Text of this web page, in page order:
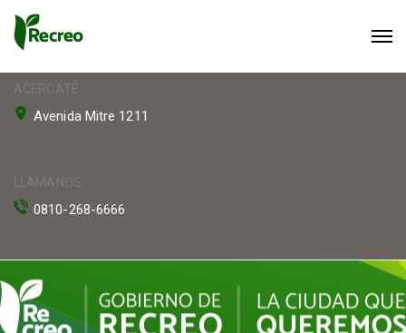
ACERCATE
Avenida Mitre 1211
LLAMANOS
0810-268-6666